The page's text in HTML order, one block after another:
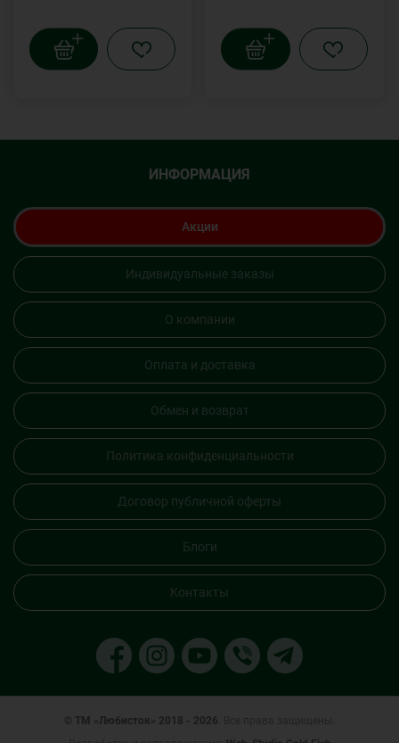
ИНФОРМАЦИЯ
Акции
Индивидуальные заказы
О компании
Оплата и доставка
Обмен и возврат
Политика конфиденциальности
Договор публичной оферты
Блоги
Контакты
© ТМ «Любисток» 2018 - 2026